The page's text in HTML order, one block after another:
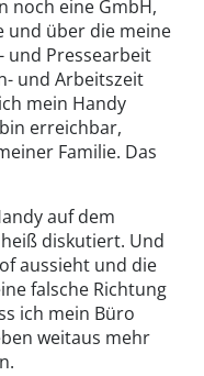
noch eine GmbH,
und über die meine
und Pressearbeit
und Arbeitszeit
mein Handy
erreichbar,
Familie. Das
auf dem
diskutiert. Und
aussieht und die
falsche Richtung
ich mein Büro
weitaus mehr